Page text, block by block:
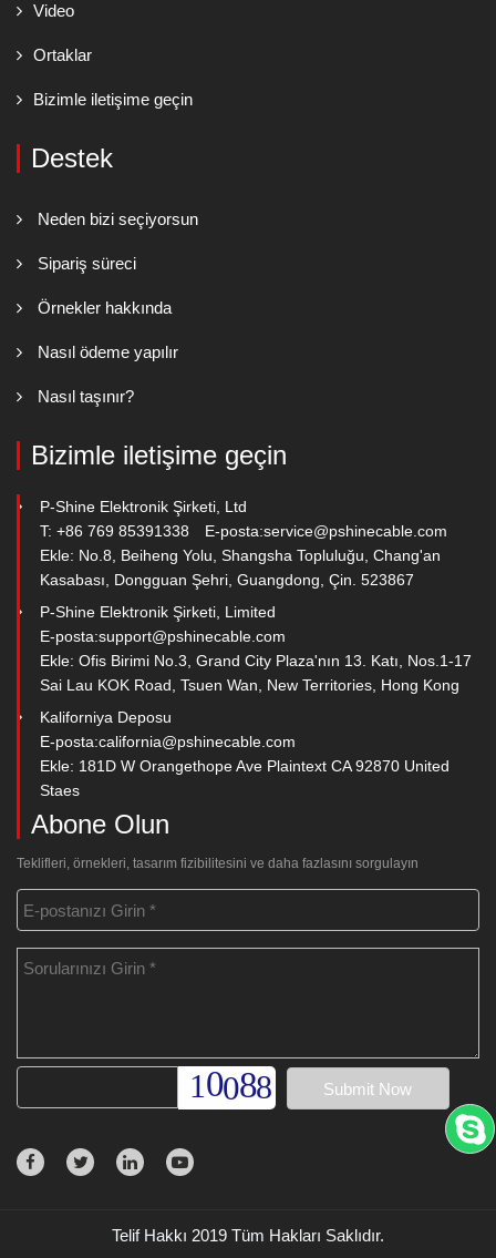
Video
Ortaklar
Bizimle iletişime geçin
Destek
Neden bizi seçiyorsun
Sipariş süreci
Örnekler hakkında
Nasıl ödeme yapılır
Nasıl taşınır?
Bizimle iletişime geçin
P-Shine Elektronik Şirketi, Ltd
T: +86 769 85391338
E-posta:service@pshinecable.com
Ekle: No.8, Beiheng Yolu, Shangsha Topluluğu, Chang'an
Kasabası, Dongguan Şehri, Guangdong, Çin. 523867
P-Shine Elektronik Şirketi, Limited
E-posta:support@pshinecable.com
Ekle: Ofis Birimi No.3, Grand City Plaza'nın 13. Katı, Nos.1-17
Sai Lau KOK Road, Tsuen Wan, New Territories, Hong Kong
Kaliforniya Deposu
E-posta:california@pshinecable.com
Ekle: 181D W Orangethope Ave Plaintext CA 92870 United
Staes
Abone Olun
Teklifleri, örnekleri, tasarım fizibilitesini ve daha fazlasını sorgulayın
Telif Hakkı 2019 Tüm Hakları Saklıdır.